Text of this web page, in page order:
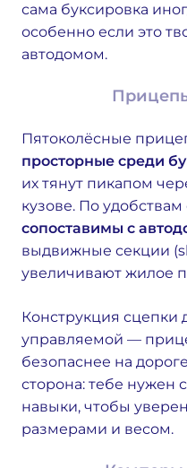
сама буксировка
особенно если это
автодомом.
Пятоколёсные
просторные среди
их тянут пикапом
кузове. По удобствам
сопоставимы с
выдвижные секции
увеличивают жилое
Конструкция сцепки
управляемой —
безопаснее на
сторона: тебе нужен
навыки, чтобы
размерами и весом.